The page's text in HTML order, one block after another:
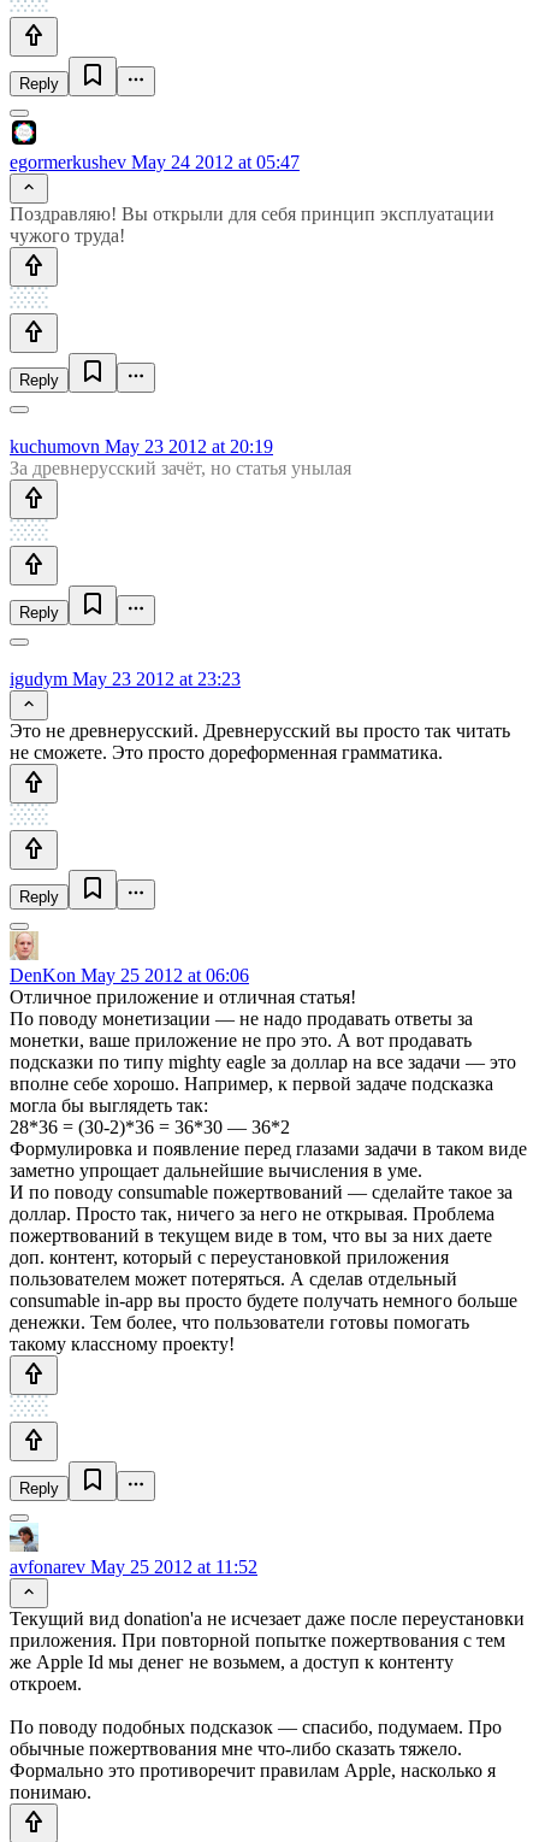
Reply
egormerkushev May 24 2012 at 05:47
Поздравляю! Вы открыли для себя принцип эксплуатации
чужого труда!
Reply
kuchumovn May 23 2012 at 20:19
За древнерусский зачёт, но статья унылая
Reply
igudym May 23 2012 at 23:23
Это не древнерусский. Древнерусский вы просто так читать
не сможете. Это просто дореформенная грамматика.
Reply
DenKon May 25 2012 at 06:06
Отличное приложение и отличная статья!
По поводу монетизации — не надо продавать ответы за
монетки, ваше приложение не про это. А вот продавать
подсказки по типу mighty eagle за доллар на все задачи — это
вполне себе хорошо. Например, к первой задаче подсказка
могла бы выглядеть так:
28*36 = (30-2)*36 = 36*30 — 36*2
Формулировка и появление перед глазами задачи в таком виде
заметно упрощает дальнейшие вычисления в уме.
И по поводу consumable пожертвований — сделайте такое за
доллар. Просто так, ничего за него не открывая. Проблема
пожертвований в текущем виде в том, что вы за них даете
доп. контент, который с переустановкой приложения
пользователем может потеряться. А сделав отдельный
consumable in-app вы просто будете получать немного больше
денежки. Тем более, что пользователи готовы помогать
такому классному проекту!
Reply
avfonarev May 25 2012 at 11:52
Текущий вид donation'a не исчезает даже после переустановки
приложения. При повторной попытке пожертвования с тем
же Apple Id мы денег не возьмем, а доступ к контенту
откроем.
По поводу подобных подсказок — спасибо, подумаем. Про
обычные пожертвования мне что-либо сказать тяжело.
Формально это противоречит правилам Apple, насколько я
понимаю.